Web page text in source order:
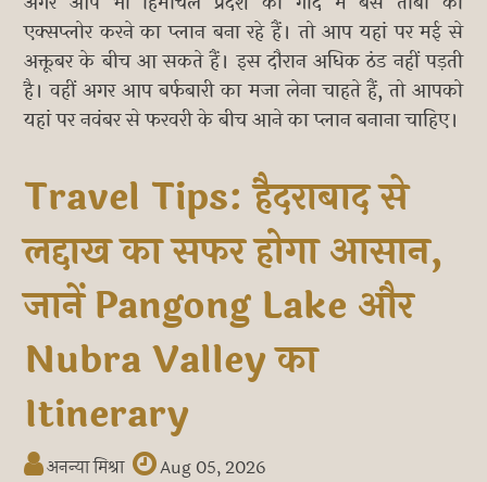
एक्सप्लोर करने का प्लान बना रहे हैं। तो आप यहां पर मई से
अक्तूबर के बीच आ सकते हैं। इस दौरान अधिक ठंड नहीं पड़ती
है। वहीं अगर आप बर्फबारी का मजा लेना चाहते हैं, तो आपको
यहां पर नवंबर से फरवरी के बीच आने का प्लान बनाना चाहिए।
Travel Tips: हैदराबाद से
लद्दाख का सफर होगा आसान,
जानें Pangong Lake और
Nubra Valley का
Itinerary
अनन्या मिश्रा Aug 05, 2026